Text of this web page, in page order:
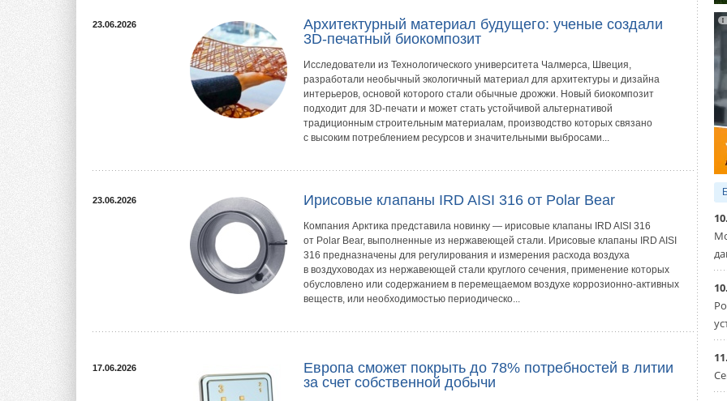
23.06.2026
Архитектурный материал будущего: ученые создали
3D-печатный биокомпозит
Исследователи из Технологического университета Чалмерса, Швеция,
разработали необычный экологичный материал для архитектуры и дизайна
интерьеров, основой которого стали обычные дрожжи. Новый биокомпозит
подходит для 3D-печати и может стать устойчивой альтернативой
традиционным строительным материалам, производство которых связано
с высоким потреблением ресурсов и значительными выбросами...
23.06.2026 Ирисовые клапаны IRD AISI 316 от Polar Bear
Компания Арктика представила новинку — ирисовые клапаны IRD AISI 316
от Polar Bear, выполненные из нержавеющей стали. Ирисовые клапаны IRD AISI
316 предназначены для регулирования и измерения расхода воздуха
в воздуховодах из нержавеющей стали круглого сечения, применение которых
обусловлено или содержанием в перемещаемом воздухе коррозионно-активных
веществ, или необходимостью периодическо...
17.06.2026
Европа сможет покрыть до 78% потребностей в литии
за счет собственной добычи